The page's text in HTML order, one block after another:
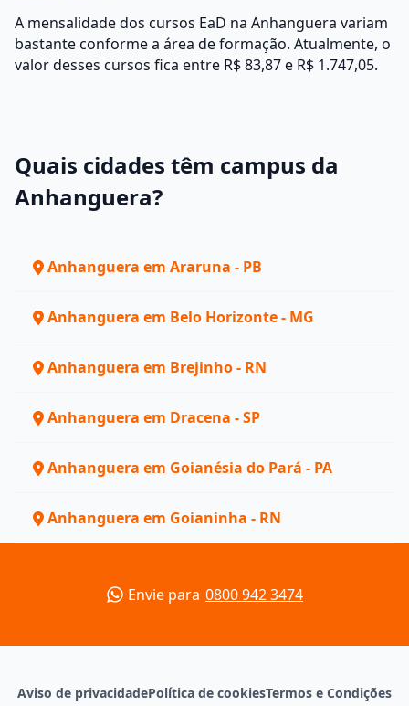
A mensalidade dos cursos EaD na Anhanguera variam
bastante conforme a área de formação. Atualmente, o
valor desses cursos fica entre R$ 83,87 e R$ 1.747,05.
Quais cidades têm campus da
Anhanguera?
Anhanguera em Araruna - PB
Anhanguera em Belo Horizonte - MG
Anhanguera em Brejinho - RN
Anhanguera em Dracena - SP
Anhanguera em Goianésia do Pará - PA
Anhanguera em Goianinha - RN
Envie para 0800 942 3474
Aviso de privacidadePolítica de cookiesTermos e Condições